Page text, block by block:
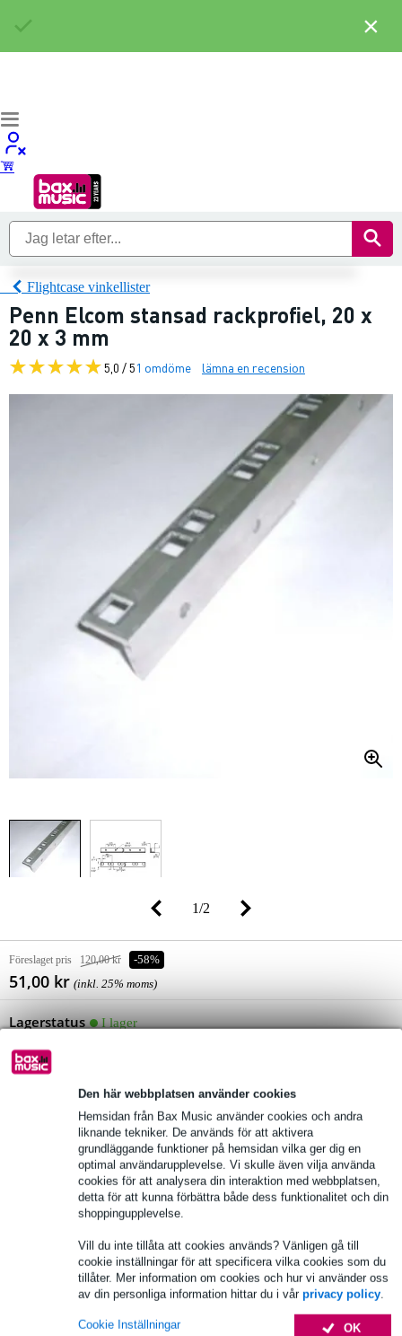
Den här webbplatsen använder cookies
Hemsidan från Bax Music använder cookies och andra
liknande tekniker. De används för att aktivera
grundläggande funktioner på hemsidan vilka ger dig en
optimal användarupplevelse. Vi skulle även vilja använda
cookies för att analysera din interaktion med webbplatsen,
detta för att kunna förbättra både dess funktionalitet och din
shoppingupplevelse.
Vill du inte tillåta att cookies används? Vänligen gå till
cookie inställningar för att specificera vilka cookies som du
tillåter. Mer information om cookies och hur vi använder oss
av din personliga information hittar du i vår privacy policy.
OK
Cookie Inställningar
Flightcase vinkellister
Penn Elcom stansad rackprofiel, 20 x
20 x 3 mm
5,0 / 51 omdöme lämna en recension
1/2
Föreslaget pris 120,00 kr -58%
51,00 kr (inkl. 25% moms)
Lagerstatus
I lager
Fortfarande 7 i lager i vårt lager
(och fortfarande 2 i lager hos leverantör)
10% EXTRA RABATT MED
KOD: EXTRA10
lägg till i varukorg
Beställ nu = leverans onsdag
Över 48 000 artiklar i lager
1 250 ledande varumärken
×